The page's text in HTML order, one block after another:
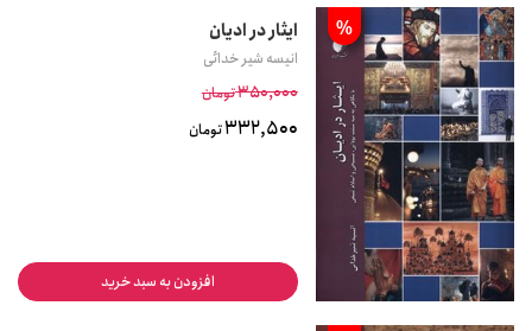
% ایثار در ادیان
انیسه شیر خدائی
350,000تومان
332,500تومان
افزودن به سبد خرید